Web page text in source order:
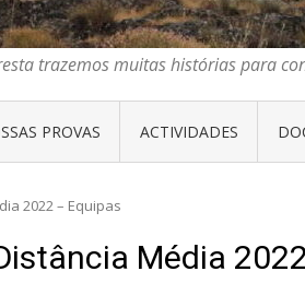
trazemos muitas histórias para
PROVAS ACTIVIDADES
2022 – Equipas
Média